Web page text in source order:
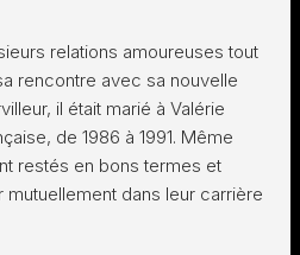
relations amoureuses tout
rencontre avec sa nouvelle
il était marié à Valérie
de 1986 à 1991. Même
restés en bons termes et
dans leur carrière